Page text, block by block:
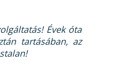
Évek óta
tartásában, az